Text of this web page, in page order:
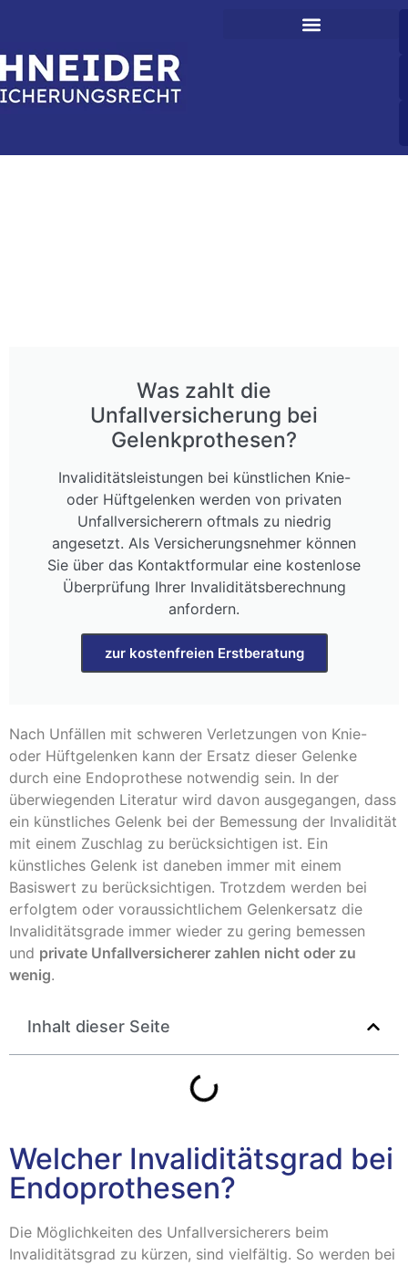
Was zahlt die
Unfallversicherung bei
Gelenkprothesen?
Invaliditätsleistungen bei künstlichen Knie-
oder Hüftgelenken werden von privaten
Unfallversicherern oftmals zu niedrig
angesetzt. Als Versicherungsnehmer können
Sie über das Kontaktformular eine kostenlose
Überprüfung Ihrer Invaliditätsberechnung
anfordern.
zur kostenfreien Erstberatung
Nach Unfällen mit schweren Verletzungen von Knie-
oder Hüftgelenken kann der Ersatz dieser Gelenke
durch eine Endoprothese notwendig sein. In der
überwiegenden Literatur wird davon ausgegangen, dass
ein künstliches Gelenk bei der Bemessung der Invalidität
mit einem Zuschlag zu berücksichtigen ist. Ein
künstliches Gelenk ist daneben immer mit einem
Basiswert zu berücksichtigen. Trotzdem werden bei
erfolgtem oder voraussichtlichem Gelenkersatz die
Invaliditätsgrade immer wieder zu gering bemessen
und private Unfallversicherer zahlen nicht oder zu
wenig.
Inhalt dieser Seite
Welcher Invaliditätsgrad bei
Endoprothesen?
Die Möglichkeiten des Unfallversicherers beim
Invaliditätsgrad zu kürzen, sind vielfältig. So werden bei